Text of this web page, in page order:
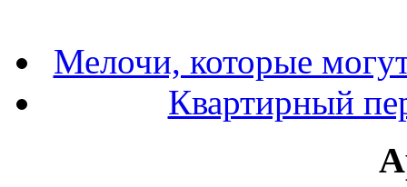
Мелочи, которые
Квартирный